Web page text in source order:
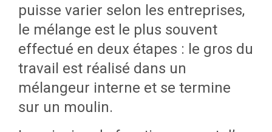
C’est à l’opérateur du mélangeur
que revient la responsabilité de
réaliser la recette de caoutchouc. Il
s’agit d’une étape importante de la
production puisque la qualité des
puisse varier selon les entreprises,
le mélange est le plus souvent
effectué en deux étapes : le gros du
travail est réalisé dans un
mélangeur interne et se termine
sur un moulin.